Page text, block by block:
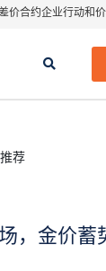
价合约企业行动和
热点推荐
荐
，金价蓄